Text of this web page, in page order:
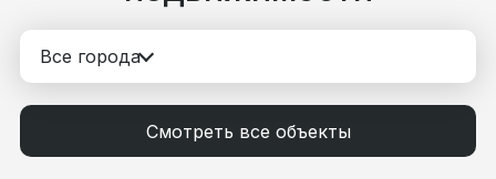
Все города
Смотреть все объекты